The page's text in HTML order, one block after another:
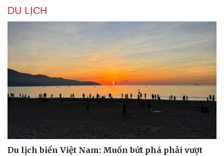
DU LỊCH
Du lịch biển Việt Nam: Muốn bứt phá phải vượt